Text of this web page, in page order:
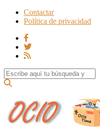
Contactar
Política de privacidad
Search for: